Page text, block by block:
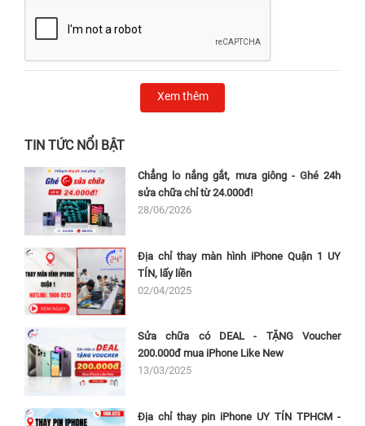
Xem thêm
TIN TỨC NỔI BẬT
Chẳng lo nắng gắt, mưa giông - Ghé 24h
sửa chữa chỉ từ 24.000đ!
28/06/2026
Địa chỉ thay màn hình iPhone Quận 1 UY
TÍN, lấy liền
02/04/2025
Sửa chữa có DEAL - TẶNG Voucher
200.000đ mua iPhone Like New
13/03/2025
Địa chỉ thay pin iPhone UY TÍN TPHCM -